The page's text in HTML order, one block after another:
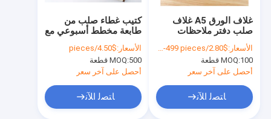
كتيب غطاء صلب من
طابعة مخطط أسبوعي مع
80 ورقة صفحات داخلية
الأسعار:$4.50/pieces
MOQ:500 قطعة
أحصل على آخر سعر
ﺎﺘﺼﻟ ﺍﻶﻧ
غلاف الورق A5 غلاف
صلب دفتر ملاحظات
طباعة المجلة مجموعة
دفتر ملاحظات
الأسعار:$2.80/pieces 100-499 pieces
MOQ:100 قطعة
أحصل على آخر سعر
ﺎﺘﺼﻟ ﺍﻶﻧ